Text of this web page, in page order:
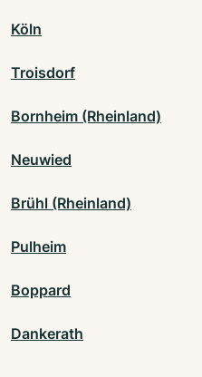
Köln
Troisdorf
Bornheim (Rheinland)
Neuwied
Brühl (Rheinland)
Pulheim
Boppard
Dankerath